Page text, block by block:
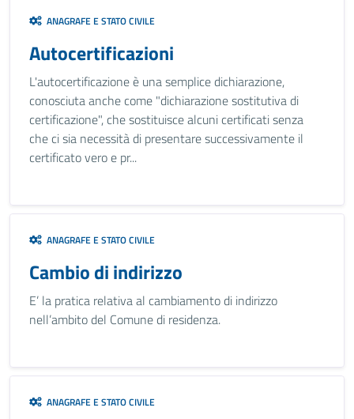
ANAGRAFE E STATO CIVILE
Autocertificazioni
L'autocertificazione è una semplice dichiarazione,
conosciuta anche come "dichiarazione sostitutiva di
certificazione", che sostituisce alcuni certificati senza
che ci sia necessità di presentare successivamente il
certificato vero e pr...
ANAGRAFE E STATO CIVILE
Cambio di indirizzo
E’ la pratica relativa al cambiamento di indirizzo
nell’ambito del Comune di residenza.
ANAGRAFE E STATO CIVILE